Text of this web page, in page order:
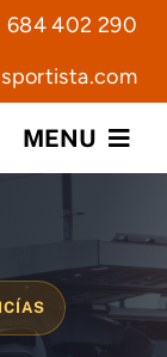
684 402 290
MENU